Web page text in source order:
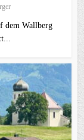
dem Wallberg